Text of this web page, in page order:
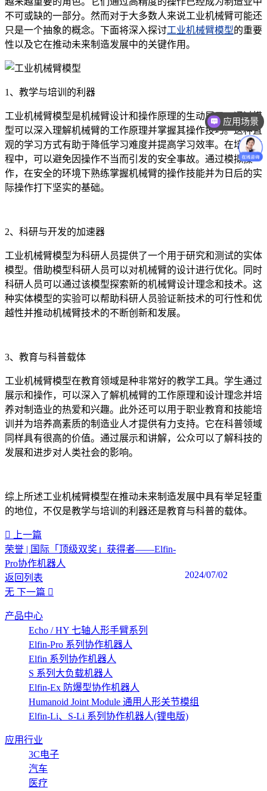
不可或缺的一部分。然而对于大多数人来说工业机械臂可能还
只是一个抽象的概念。下面将深入探讨工业机械臂模型的重要
性以及它在推动未来制造发展中的关键作用。
1、教学与培训的利器
工业机械臂模型是机械臂设计和操作原理的生动展示。通过模
型可以深入理解机械臂的工作原理并掌握其操作技巧。这种直
观的学习方式有助于降低学习难度并提高学习效率。在培训过
程中，可以避免因操作不当而引发的安全事故。通过模拟操
作，在安全的环境下熟练掌握机械臂的操作技能并为日后的实
际操作打下坚实的基础。
2、科研与开发的加速器
工业机械臂模型为科研人员提供了一个用于研究和测试的实体
模型。借助模型科研人员可以对机械臂的设计进行优化。同时
科研人员可以通过该模型探索新的机械臂设计理念和技术。这
种实体模型的实验可以帮助科研人员验证新技术的可行性和优
越性并推动机械臂技术的不断创新和发展。
3、教育与科普载体
工业机械臂模型在教育领域是种非常好的教学工具。学生通过
展示和操作，可以深入了解机械臂的工作原理和设计理念并培
养对制造业的热爱和兴趣。此外还可以用于职业教育和技能培
训并为培养高素质的制造业人才提供有力支持。它在科普领域
同样具有很高的价值。通过展示和讲解，公众可以了解科技的
发展和进步对人类社会的影响。
综上所述工业机械臂模型在推动未来制造发展中具有举足轻重
的地位，不仅是教学与培训的利器还是教育与科普的载体。
上一篇
荣誉 | 国际「顶级双奖」获得者——Elfin-
Pro协作机器人
2024/07/02
返回列表
无 下一篇
产品中心
Echo / HY 七轴人形手臂系列
Elfin-Pro 系列协作机器人
Elfin 系列协作机器人
S 系列大负载机器人
Elfin-Ex 防爆型协作机器人
Humanoid Joint Module 通用人形关节模组
Elfin-Li、S-Li 系列协作机器人(锂电版)
应用行业
3C电子
汽车
医疗
应用场景